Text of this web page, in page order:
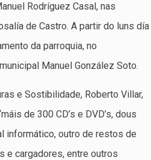
Rodríguez Casal, nas
de Castro. A partir do luns día
da parroquia, no
Manuel González Soto.
e Sostibilidade, Roberto Villar,
de 300 CD’s e DVD’s, dous
informático, outro de restos de
e cargadores, entre outros